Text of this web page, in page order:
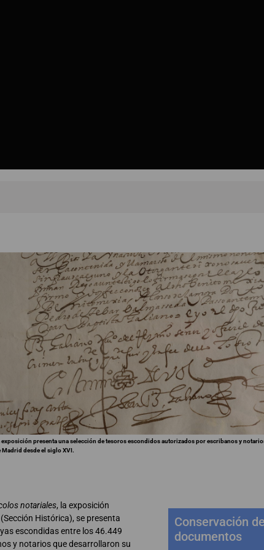
exposición presenta una selección de tesoros escondidos autorizados por escribanos y
Madrid desde el siglo XVI.
notariales, la exposición
Histórica), se presenta
escondidas entre los 46.449
y notarios que desarrollaron su
Conservación
documentos